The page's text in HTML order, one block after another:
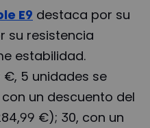
E9 destaca por su
su resistencia
estabilidad.
€, 5 unidades se
un descuento del
€); 30, con un